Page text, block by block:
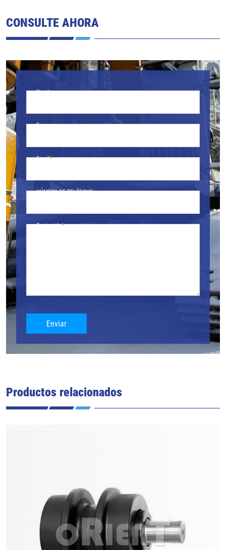
CONSULTE AHORA
Nombre
Empresa
Email
NÚMERO DE TELÉFONO.
Contenido
Enviar
Productos relacionados